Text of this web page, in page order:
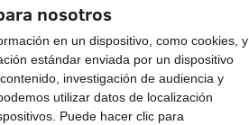
nosotros
en un dispositivo, como cookies, y
estándar enviada por un dispositivo
investigación de audiencia y
utilizar datos de localización
Puede hacer clic para
detenido de